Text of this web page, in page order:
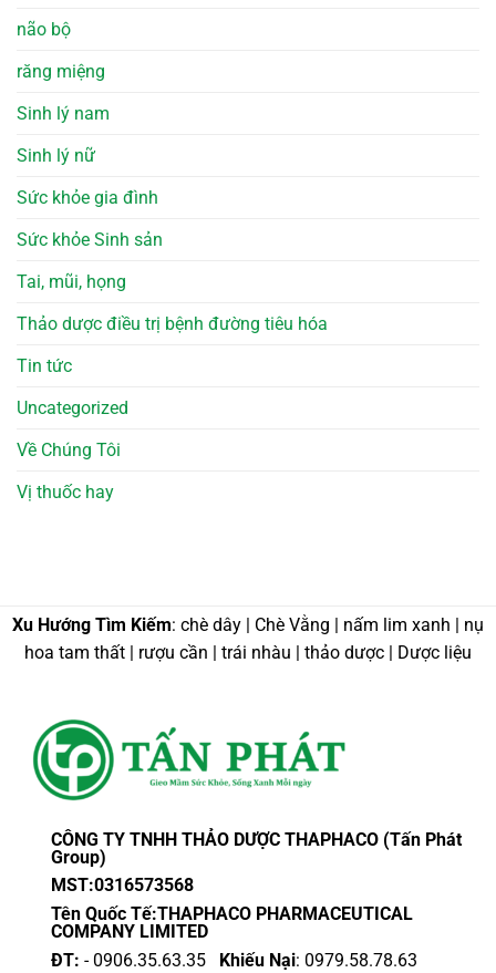
não bộ
răng miệng
Sinh lý nam
Sinh lý nữ
Sức khỏe gia đình
Sức khỏe Sinh sản
Tai, mũi, họng
Thảo dược điều trị bệnh đường tiêu hóa
Tin tức
Uncategorized
Về Chúng Tôi
Vị thuốc hay
Xu Hướng Tìm Kiếm: chè dây | Chè Vằng | nấm lim xanh | nụ
hoa tam thất | rượu cần | trái nhàu | thảo dược | Dược liệu
CÔNG TY TNHH THẢO DƯỢC THAPHACO (Tấn Phát
Group)
MST:0316573568
Tên Quốc Tế:THAPHACO PHARMACEUTICAL
COMPANY LIMITED
ĐT: - 0906.35.63.35 Khiếu Nại: 0979.58.78.63